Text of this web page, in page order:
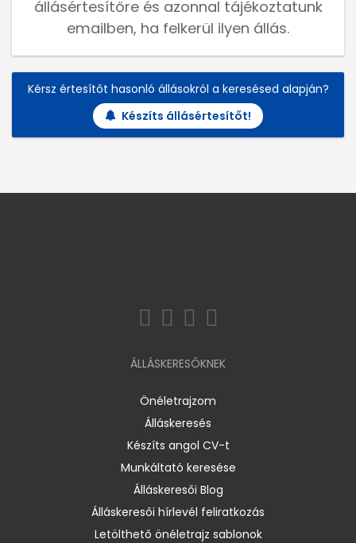
állásértesítőre és azonnal tájékoztatunk
emailben, ha felkerül ilyen állás.
Kérsz értesítőt hasonló állásokról a keresésed alapján?
Készíts állásértesítőt!
ÁLLÁSKERESŐKNEK
Önéletrajzom
Álláskeresés
Készíts angol CV-t
Munkáltató keresése
Álláskeresői Blog
Álláskeresői hírlevél feliratkozás
Letölthető önéletrajz sablonok